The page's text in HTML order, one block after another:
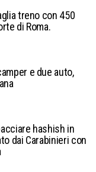
treno con 450
di Roma.
e due auto,
hashish in
dai Carabinieri con